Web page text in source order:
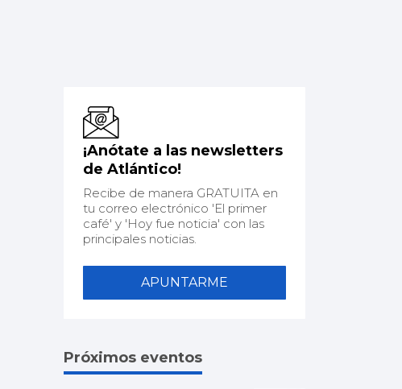
¡Anótate a las newsletters
de Atlántico!
Recibe de manera GRATUITA en
tu correo electrónico 'El primer
café' y 'Hoy fue noticia' con las
principales noticias.
APUNTARME
Próximos eventos